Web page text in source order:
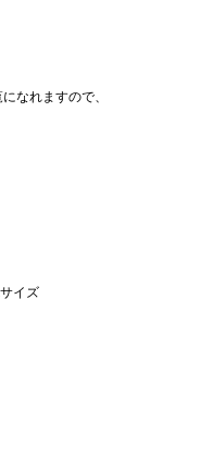
なれますので、
イズ